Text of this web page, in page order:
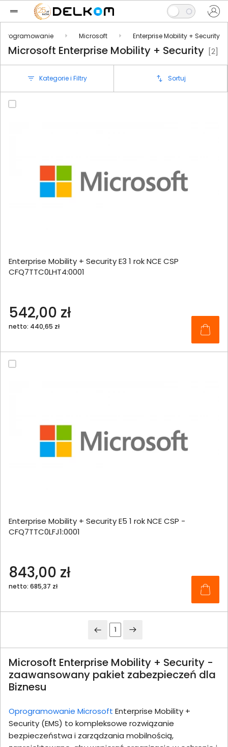
Microsoft Enterprise Mobility + Security
Microsoft Enterprise Mobility + Security [2]
Kategorie i Filtry Sortuj
Enterprise Mobility + Security E3 1 rok NCE CSP
CFQ7TTC0LHT4:0001
542,00 zł
netto: 440,65 zł
Enterprise Mobility + Security E5 1 rok NCE CSP -
CFQ7TTC0LFJ1:0001
843,00 zł
netto: 685,37 zł
1
Microsoft Enterprise Mobility + Security -
zaawansowany pakiet zabezpieczeń dla
Biznesu
Oprogramowanie Microsoft Enterprise Mobility +
Security (EMS) to kompleksowe rozwiązanie
bezpieczeństwa i zarządzania mobilnością,